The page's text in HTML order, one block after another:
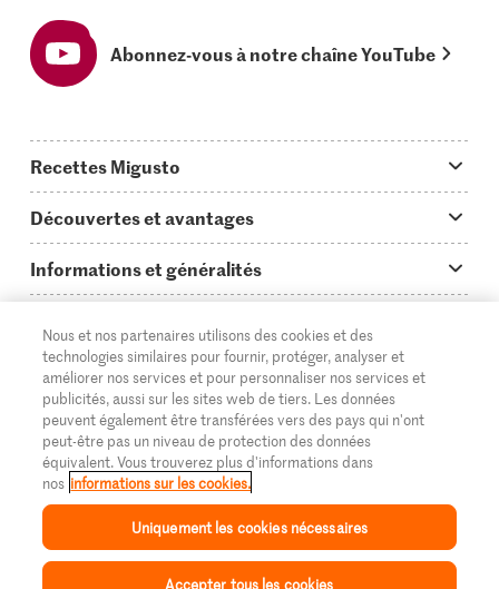
Abonnez-vous à notre chaîne YouTube
Recettes Migusto
Idées de menus
Plats principaux
Simple & vite prêt
Apéritif
Préparations au four
Enfants & famille
Toutes les recettes
Découvertes et avantages
On en parle...
Tutoriels
Glossaire des ingrédients
Login Migusto
Magazine Migusto
Informations et généralités
Questions concernant Migusto
Cuisiner avec Migusto
Service clientèle & contact
Publicité
Impressum
Mentions légales
Supermarché
Migros Online
À propos de Migros
Magasins
Cumulus
© 2026 La Fédération des coopératives Migros
DE FR IT
Nous et nos partenaires utilisons des cookies et des
technologies similaires pour fournir, protéger, analyser et
améliorer nos services et pour personnaliser nos services et
publicités, aussi sur les sites web de tiers. Les données
peuvent également être transférées vers des pays qui n'ont
peut-être pas un niveau de protection des données
équivalent. Vous trouverez plus d'informations dans
nos informations sur les cookies.
Uniquement les cookies nécessaires
Accepter tous les cookies